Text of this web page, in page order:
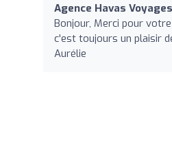
Agence Havas Voyages
Bonjour, Merci pour
c'est toujours un plaisir
Aurélie